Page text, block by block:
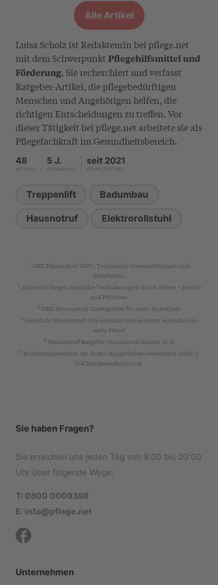
Alle Artikel
Luisa Scholz ist Redakteurin bei pflege.net
mit dem Schwerpunkt Pflegehilfsmittel und
Förderung. Sie recherchiert und verfasst
Ratgeber-Artikel, die pflegebedürftigen
Menschen und Angehörigen helfen, die
richtigen Entscheidungen zu treffen. Vor
dieser Tätigkeit bei pflege.net arbeitete sie als
Pflegefachkraft im Gesundheitsbereich.
48 5 J. seit 2021
Treppenlift Badumbau
Hausnotruf Elektrorollstuhl
1 DRK Hausnotruf NRW: Technische Voraussetzungen und
Installation.
2 Mietrecht Siegen: Bauliche Veränderungen durch Mieter – Rechte
und Pflichten.
3 DRK Hausnotruf: Zusatzgeräte für mehr Sicherheit.
4 easierLife: Hausnotruf: Wie kommen meine Retter eigentlich in
mein Haus?
5 Hausnotruf-Ratgeber: Hausnotruf Kosten 2026
6 Bundesministerium der Justiz: Bürgerliches Gesetzbuch (BGB) §
554 Barrierereduzierung.
Sie haben Fragen?
Sie erreichen uns jeden Tag von 8:00 bis 20:00
Uhr über folgende Wege:
T: 0800 0009398
E: info@pflege.net
Unternehmen